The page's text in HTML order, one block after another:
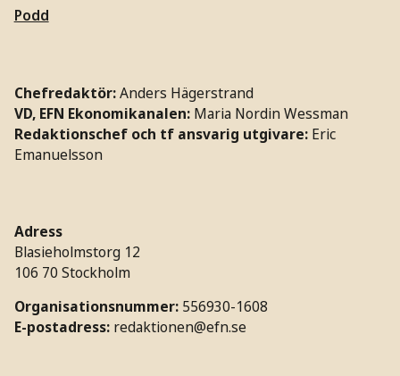
Podd
Chefredaktör:Anders Hägerstrand
VD, EFN Ekonomikanalen: Maria Nordin Wessman
Redaktionschef och tf ansvarig utgivare: Eric
Emanuelsson
Adress
Blasieholmstorg 12
106 70 Stockholm
Organisationsnummer: 556930-1608
E-postadress: redaktionen@efn.se